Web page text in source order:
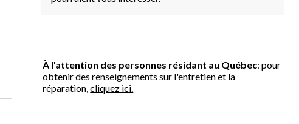
À l'attention des personnes résidant au Québec: pour
obtenir des renseignements sur l'entretien et la
réparation,cliquez ici.